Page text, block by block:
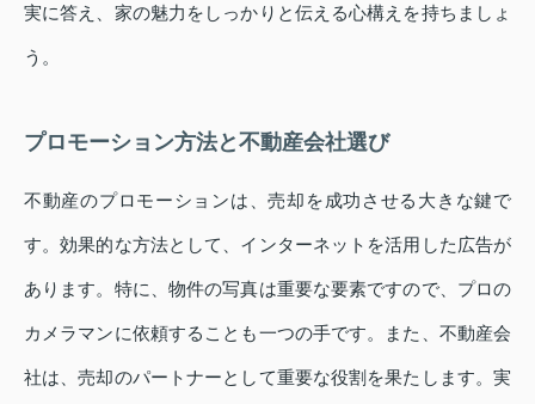
実に答え、家の魅力をしっかりと伝える心構えを持ちましょ
う。
プロモーション方法と不動産会社選び
不動産のプロモーションは、売却を成功させる大きな鍵で
す。効果的な方法として、インターネットを活用した広告が
あります。特に、物件の写真は重要な要素ですので、プロの
カメラマンに依頼することも一つの手です。また、不動産会
社は、売却のパートナーとして重要な役割を果たします。実